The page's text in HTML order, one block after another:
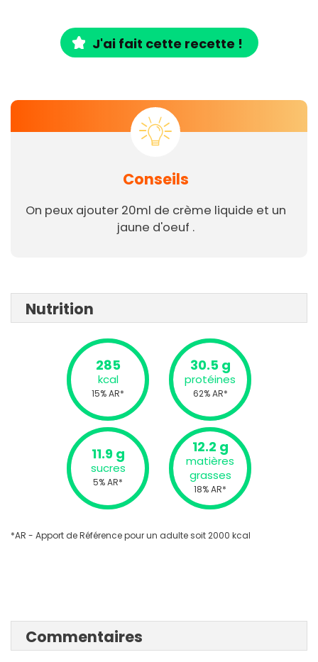
J'ai fait cette recette !
Conseils
On peux ajouter 20ml de crème liquide et un
jaune d'oeuf .
Nutrition
285
kcal
15% AR*
30.5 g
protéines
62% AR*
11.9 g
sucres
5% AR*
12.2 g
matières
grasses
18% AR*
*AR - Apport de Référence pour un adulte soit 2000 kcal
Commentaires